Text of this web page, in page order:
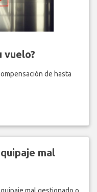
vuelo?
de hasta
mal